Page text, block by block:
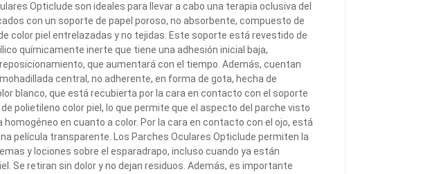
Opticlude son ideales para llevar a cabo una terapia oclusiva del
con un soporte de papel poroso, no absorbente, compuesto de
color piel entrelazadas y no tejidas. Este soporte está revestido de
químicamente inerte que tiene una adhesión inicial baja,
que aumentará con el tiempo. Además, cuentan
central, no adherente, en forma de gota, hecha de
blanco, que está recubierta por la cara en contacto con el soporte
polietileno color piel, lo que permite que el aspecto del parche visto
homogéneo en cuanto a color. Por la cara en contacto con el ojo, está
película transparente. Los Parches Oculares Opticlude permiten la
y lociones sobre el esparadrapo, incluso cuando ya están
Se retiran sin dolor y no dejan residuos. Además, es importante